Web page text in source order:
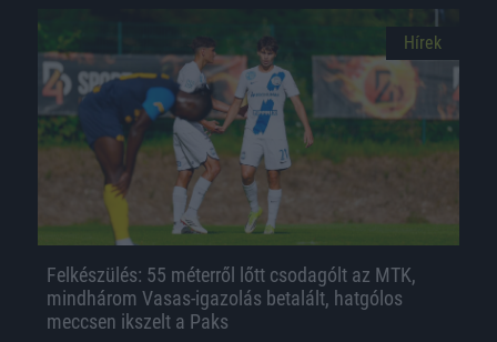
Hírek
Felkészülés: 55 méterről lőtt csodagólt az MTK,
mindhárom Vasas-igazolás betalált, hatgólos
meccsen ikszelt a Paks